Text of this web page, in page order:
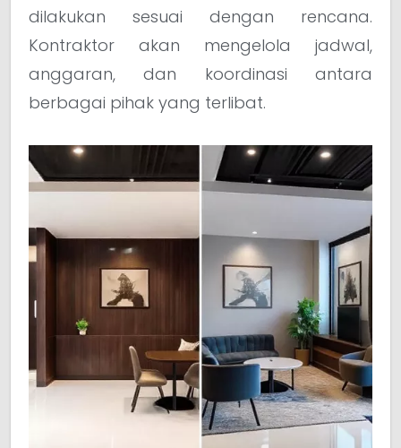
dilakukan sesuai dengan rencana.
Kontraktor akan mengelola jadwal,
anggaran, dan koordinasi antara
berbagai pihak yang terlibat.